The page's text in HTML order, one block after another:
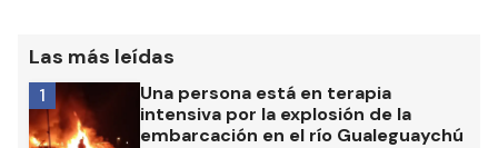
Las más leídas
Una persona está en terapia
intensiva por la explosión de la
embarcación en el río Gualeguaychú
1